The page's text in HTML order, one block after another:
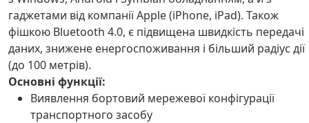
гаджетами від компанії Apple (iPhone, iPad). Також
фішкою Bluetooth 4.0, є підвищена швидкість передачі
даних, знижене енергоспоживання і більший радіус дії
(до 100 метрів).
Основні функції:
Виявлення бортовий мережевої конфігурації
транспортного засобу